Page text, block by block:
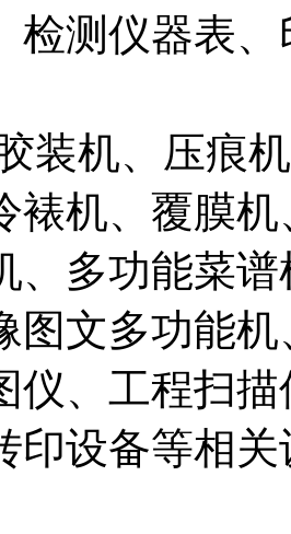
检测仪器表
装机、压痕
裱机、覆膜
、多功能菜
图文多功能
仪、工程扫
印设备等相